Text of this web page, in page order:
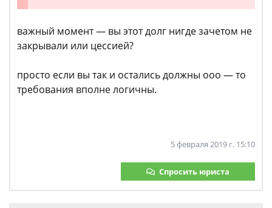
важный момент — вы этот долг нигде зачетом не
закрывали или цессией?
просто если вы так и остались должны ооо — то
требования вполне логичны.
5 февраля 2019 г. 15:10
Спросить юриста